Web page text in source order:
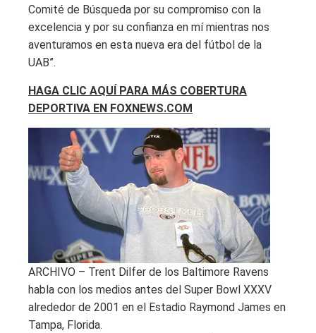
Comité de Búsqueda por su compromiso con la
excelencia y por su confianza en mí mientras nos
aventuramos en esta nueva era del fútbol de la
UAB”.
HAGA CLIC AQUÍ PARA MÁS COBERTURA
DEPORTIVA EN FOXNEWS.COM
ARCHIVO – Trent Dilfer de los Baltimore Ravens
habla con los medios antes del Super Bowl XXXV
alrededor de 2001 en el Estadio Raymond James en
Tampa, Florida.